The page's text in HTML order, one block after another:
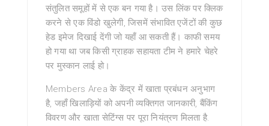
संतुलित समूहों में से एक बन गया है। उस लिंक पर क्लिक
करने से एक विंडो खुलेगी, जिसमें संभावित एजेंटों की कुछ
हेड इमेज दिखाई देंगी जो यहाँ आ सकती हैं। काफी समय
हो गया था जब किसी ग्राहक सहायता टीम ने हमारे चेहरे
पर मुस्कान लाई हो।
Members Area के केंद्र में खाता प्रबंधन अनुभाग
है, जहाँ खिलाड़ियों को अपनी व्यक्तिगत जानकारी, बैंकिंग
विवरण और खाता सेटिंग्स पर पूरा नियंत्रण मिलता है.